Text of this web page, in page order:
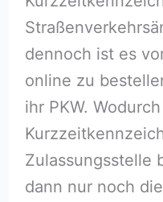
dennoch ist es
online zu
ihr PKW.
Zulassungsstelle
dann nur noch